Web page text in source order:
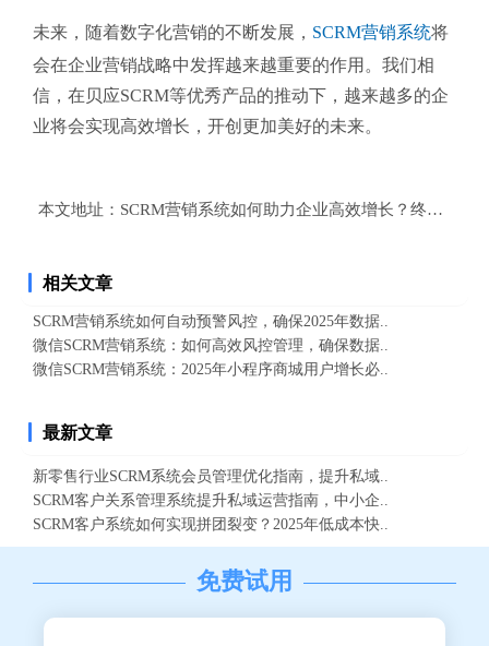
未来，随着数字化营销的不断发展， SCRM营销系统将
会在企业营销战略中发挥越来越重要的作用。我们相
信，在贝应SCRM等优秀产品的推动下，越来越多的企
业将会实现高效增长，开创更加美好的未来。
本文地址： SCRM营销系统如何助力企业高效增长？终极指南
相关文章
SCRM营销系统如何自动预警风控，确保2025年数据..
微信SCRM营销系统：如何高效风控管理，确保数据..
微信SCRM营销系统：2025年小程序商城用户增长必..
最新文章
新零售行业SCRM系统会员管理优化指南，提升私域..
SCRM客户关系管理系统提升私域运营指南，中小企..
SCRM客户系统如何实现拼团裂变？2025年低成本快..
免费试用